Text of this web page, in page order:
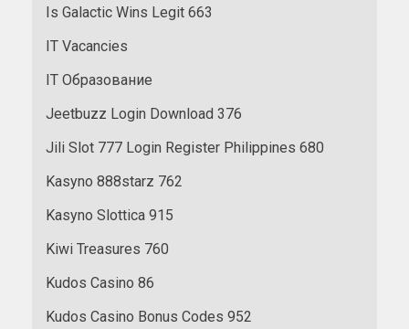
Is Galactic Wins Legit 663
IT Vacancies
IT Образование
Jeetbuzz Login Download 376
Jili Slot 777 Login Register Philippines 680
Kasyno 888starz 762
Kasyno Slottica 915
Kiwi Treasures 760
Kudos Casino 86
Kudos Casino Bonus Codes 952